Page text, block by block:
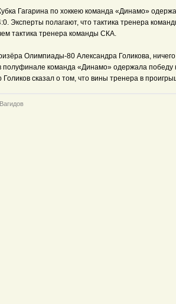
Гагарина по хоккею команда «Динамо»
Эксперты полагают, что тактика тренера
тактика тренера команды СКА.
Олимпиады-80 Александра Голикова, ничего
полуфинале команда «Динамо» одержала победу
Голиков сказал о том, что вины тренера в